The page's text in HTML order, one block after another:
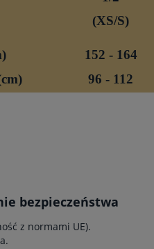
(XS/S)
152 - 164
96 - 112
bezpieczeństwa
z normami UE).